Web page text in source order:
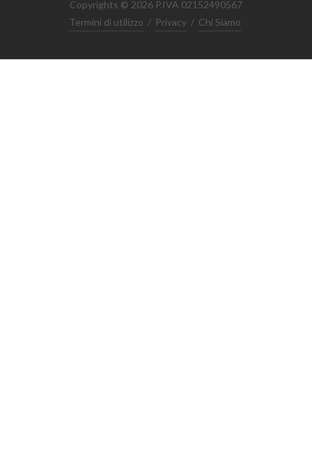
Copyrights © 2026 P.IVA 02152490567
Termini di utilizzo / Privacy / Chi Siamo